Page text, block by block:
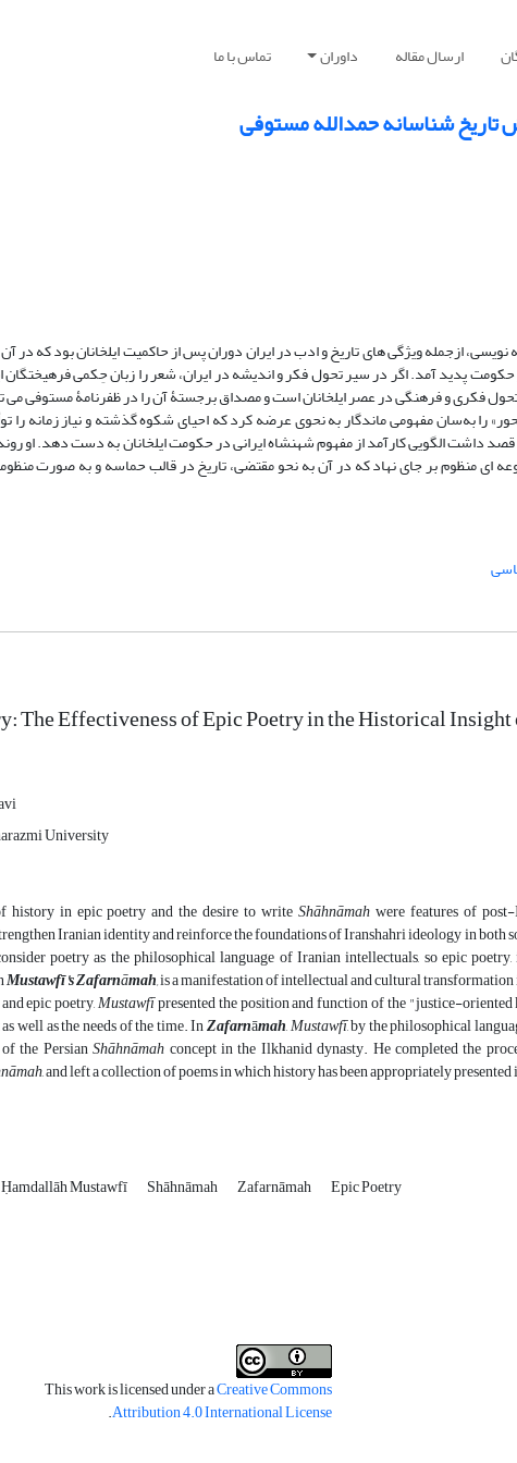
ارسال مقاله داوران تماس با ما
شناسانه حمدالله مستوفی
ازجمله ویژگی های تاریخ و ادب در ایران دوران پس از حاکمیت ایلخانان بود که در
پدید آمد. اگر در سیر تحول فکر و اندیشه در ایران، شعر را زبان حِکمی فرهیختگان
فکری و فرهنگی در عصر ایلخانان است و مصداق برجستۀ آن را در ظفرنامۀ مستوفی می
را به‌سان مفهومی ماندگار به نحوی عرضه کرد که احیای شکوه گذشته و نیاز زمانه را
داشت الگویی کارآمد از مفهوم شهنشاه ایرانی در حکومت ایلخانان به دست دهد. او
منظوم بر جای نهاد که در آن به نحو مقتضی، تاریخ در قالب حماسه و به صورت
The Effectiveness of Epic Poetry in the Historical
University
history in epic poetry and the desire to writeShāhnāmahwere features of
Iranian identity and reinforce the foundations of Iranshahri ideology in
poetry as the philosophical language of Iranian intellectuals, so epic
Mustawfī's Zafarnāmah,is a manifestation of intellectual and cultural
epic poetry,Mustawfīpresented the position and function of the "justice-oriented
well as the needs of the time. InZafarnāmah,Mustawfī, by the philosophical
the PersianShāhnāmahconcept in the Ilkhanid dynasty. He completed the
, and left a collection of poems in which history has been appropriately
Ḥamdallāh Mustawfī Shāhnāmah Zafarnāmah Epic Poetry
This work is licensed under aCreative Commons
Attribution 4.0 International License
.